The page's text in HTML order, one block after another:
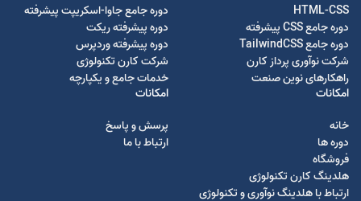
HTML-CSS
دوره جامع CSS پیشرفته
دوره جامع TailwindCSS
شرکت نوآوری پرداز کارن
راهکارهای نوین صنعت
دوره جامع جاوا-اسکریپت پیشرفته
دوره پیشرفته ریکت
دوره پیشرفته وردپرس
شرکت کارن تکنولوژی
خدمات جامع و یکپارچه
امکانات
خانه
دوره ها
فروشگاه
هلدینگ کارن تکنولوژی
ارتباط با هلدینگ نوآوری و تکنولوژی
امکانات
پرسش و پاسخ
ارتباط با ما